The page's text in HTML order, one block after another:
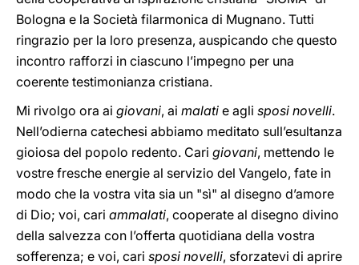
Bologna e la Società filarmonica di Mugnano. Tutti
ringrazio per la loro presenza, auspicando che questo
incontro rafforzi in ciascuno l’impegno per una
coerente testimonianza cristiana.
Mi rivolgo ora ai giovani, ai malati e agli sposi novelli.
Nell’odierna catechesi abbiamo meditato sull’esultanza
gioiosa del popolo redento. Cari giovani, mettendo le
vostre fresche energie al servizio del Vangelo, fate in
modo che la vostra vita sia un "sì" al disegno d’amore
di Dio; voi, cari ammalati, cooperate al disegno divino
della salvezza con l’offerta quotidiana della vostra
sofferenza; e voi, cari sposi novelli, sforzatevi di aprire